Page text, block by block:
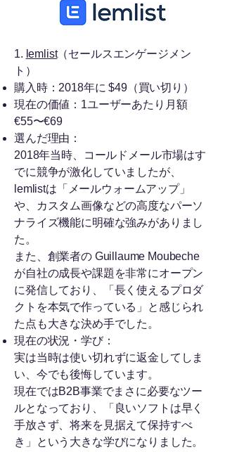
1. lemlist（セールスエンゲージメン
ト）
購入時：2018年に $49（買い切り）
現在の価値：1ユーザーあたり月額
€55〜€69
選んだ理由：
2018年当時、コールドメール市場はす
でに競争が激化していましたが、
lemlistは「メールウォームアップ」
や、カスタム画像などの高度なパーソ
ナライズ機能に明確な強みがありまし
た。
また、創業者の Guillaume Moubeche
が自社の成長や課題を非常にオープン
に発信しており、「長く使えるプロダ
クトを本気で作っている」と感じられ
た点も大きな決め手でした。
現在の状況・学び：
実は当時は使い切れずに返金してしま
い、今でも後悔しています。
現在ではB2B事業でまさに必要なツー
ルとなっており、「良いソフトは早く
手放さず、将来を見据えて保持すべ
き」という大きな学びになりました。